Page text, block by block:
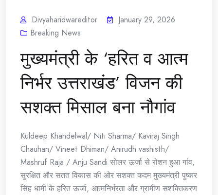
Divyaharidwareditor
January 29, 2026
Breaking News
मुख्यमंत्री के ‘हरित व आत्म
निर्भर उत्तराखंड’ विजन की
सशक्त मिसाल बना नौगांव
Kuldeep Khandelwal/ Niti Sharma/ Kaviraj Singh
Chauhan/ Vineet Dhiman/ Anirudh vashisth/
Mashruf Raja / Anju Sandi सोलर ऊर्जा से रोशन हुआ गांव,
सुरक्षित और सतत विकास की ओर सशक्त कदम मुख्यमंत्री पुष्कर
सिंह धामी के हरित ऊर्जा, आत्मनिर्भरता और ग्रामीण सशक्तिकरण